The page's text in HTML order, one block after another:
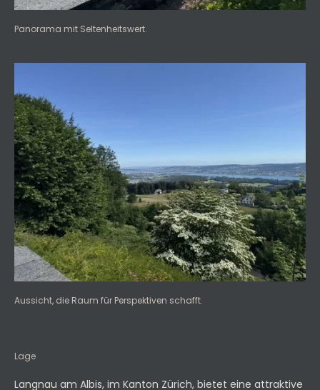
Panorama mit Seltenheitswert.
Aussicht, die Raum für Perspektiven schafft.
Lage
Langnau am Albis, im Kanton Zürich, bietet eine attraktive